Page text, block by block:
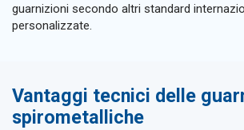
guarnizioni secondo altri standard
personalizzate.
Vantaggi tecnici delle
spirometalliche